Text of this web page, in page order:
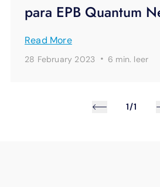
para EPB Quantum
Read More
28 February 2023 · 6 min. leer
1/1